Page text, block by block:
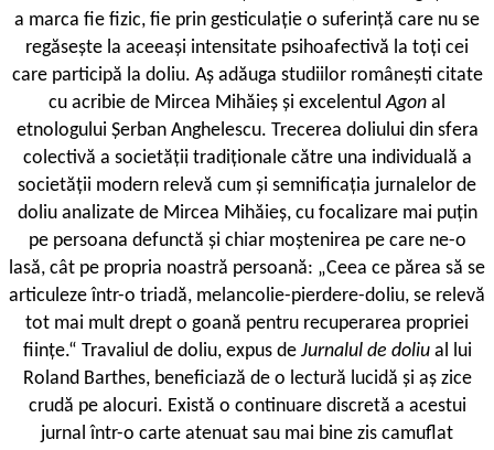
a marca fie fizic, fie prin gesticulație o suferință care nu se
regăsește la aceeași intensitate psihoafectivă la toți cei
care participă la doliu. Aș adăuga studiilor românești citate
cu acribie de Mircea Mihăieș și excelentulAgon al
etnologului Șerban Anghelescu. Trecerea doliului din sfera
colectivă a societății tradiționale către una individuală a
societății modern relevă cum și semnificația jurnalelor de
doliu analizate de Mircea Mihăieș, cu focalizare mai puțin
pe persoana defunctă și chiar moștenirea pe care ne-o
lasă, cât pe propria noastră persoană: „Ceea ce părea să se
articuleze într-o triadă, melancolie-pierdere-doliu, se relevă
tot mai mult drept o goană pentru recuperarea propriei
ființe.“ Travaliul de doliu, expus de Jurnalul de doliu al lui
Roland Barthes, beneficiază de o lectură lucidă și aș zice
crudă pe alocuri. Există o continuare discretă a acestui
jurnal într-o carte atenuat sau mai bine zis camuflat